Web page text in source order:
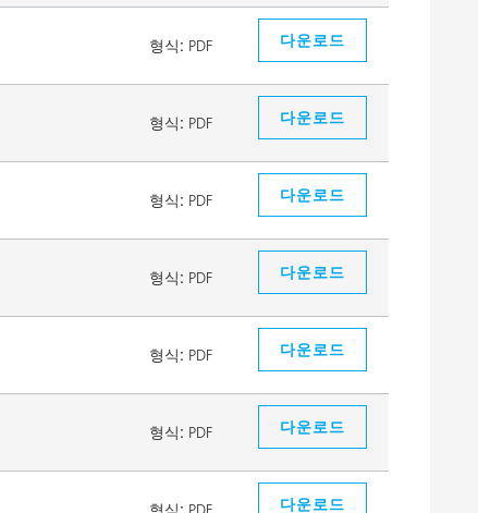
형식: PDF 다운로드
형식: PDF 다운로드
형식: PDF 다운로드
형식: PDF 다운로드
형식: PDF 다운로드
형식: PDF 다운로드
다운로드